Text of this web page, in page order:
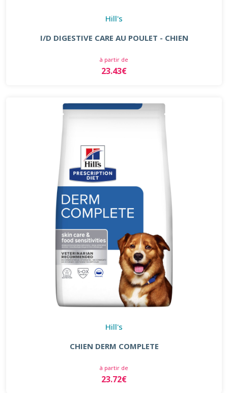
Hill's
I/D DIGESTIVE CARE AU POULET - CHIEN
à partir de
23.43€
Hill's
CHIEN DERM COMPLETE
à partir de
23.72€